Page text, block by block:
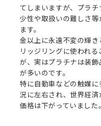
てしまいますが、プラ
少性や取扱いの難しさ
ます。
金以上に永遠不変の輝
リッジリングに使われ
が、実はプラチナは装
が多いのです。
特に自動車などの触媒
況に左右され、世界経
価格は下がっていました。